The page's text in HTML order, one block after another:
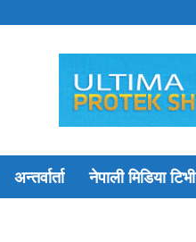
अन्तर्वार्ता नेपाली मिडिया टिभी